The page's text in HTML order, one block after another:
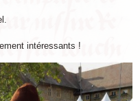
intéressants !